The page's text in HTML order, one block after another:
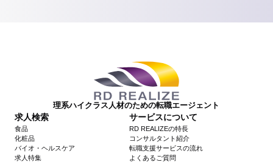
理系ハイクラス人材のための転職エージェント
求人検索
食品
化粧品
バイオ・ヘルスケア
求人特集
サービスについて
RD REALIZEの特長
コンサルタント紹介
転職支援サービスの流れ
よくあるご質問